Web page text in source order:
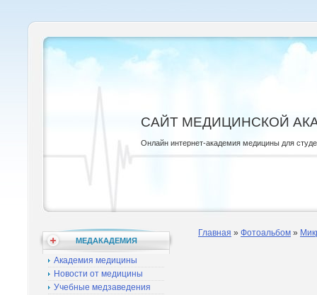
САЙТ МЕДИЦИНСКОЙ
Онлайн интернет-академия медицины для
МЕДАКАДЕМИЯ
Академия медицины
Новости от медицины
Учебные медзаведения
Главная » Фотоальбом »